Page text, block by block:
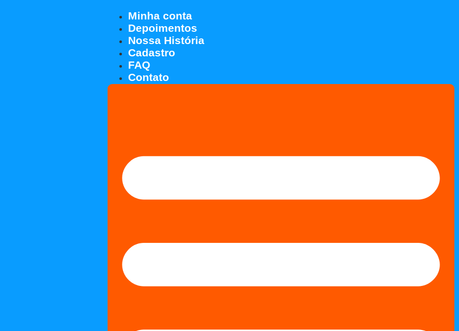
Minha conta
Depoimentos
Nossa História
Cadastro
FAQ
Contato